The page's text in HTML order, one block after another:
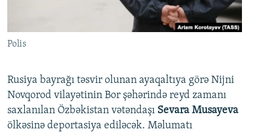
Polis
Rusiya bayrağı təsvir olunan ayaqaltıya görə Nijni
Novqorod vilayətinin Bor şəhərində reyd zamanı
saxlanılan Özbəkistan vətəndaşı Sevara Musayeva
ölkəsinə deportasiya ediləcək. Məlumatı